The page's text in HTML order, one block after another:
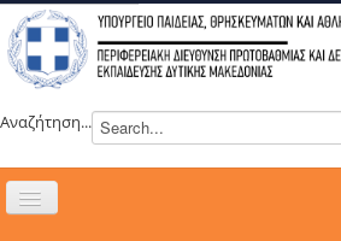
Αναζήτηση...
Εναλλαγή